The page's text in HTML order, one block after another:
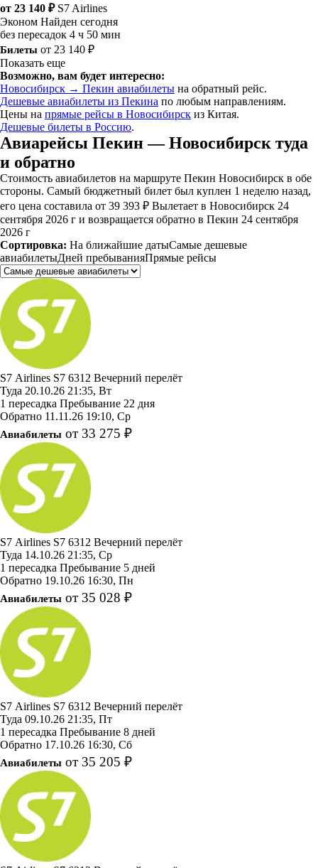
от 23 140 ₽ S7 Airlines
Эконом Найден сегодня
без пересадок 4 ч 50 мин
Билеты от 23 140 ₽
Показать еще
Возможно, вам будет интересно:
Новосибирск → Пекин авиабилеты на обратный рейс.
Дешевые авиабилеты из Пекина по любым направлениям.
Цены на прямые рейсы в Новосибирск из Китая.
Дешевые билеты в Россию.
Авиарейсы Пекин — Новосибирск туда
и обратно
Стоимость авиабилетов на маршруте Пекин Новосибирск в обе
стороны. Самый бюджетный билет был куплен 1 неделю назад,
его цена составила от 39 393 ₽ Вылетает в Новосибирск 24
сентября 2026 г и возвращается обратно в Пекин 24 сентября
2026 г
Сортировка: На ближайшие датыСамые дешевые
авиабилетыДней пребыванияПрямые рейсы
S7 Airlines S7 6312 Вечерний перелёт
Туда 20.10.26 21:35, Вт
1 пересадка Пребывание 22 дня
Обратно 11.11.26 19:10, Ср
Авиабилеты от 33 275 ₽
S7 Airlines S7 6312 Вечерний перелёт
Туда 14.10.26 21:35, Ср
1 пересадка Пребывание 5 дней
Обратно 19.10.26 16:30, Пн
Авиабилеты от 35 028 ₽
S7 Airlines S7 6312 Вечерний перелёт
Туда 09.10.26 21:35, Пт
1 пересадка Пребывание 8 дней
Обратно 17.10.26 16:30, Сб
Авиабилеты от 35 205 ₽